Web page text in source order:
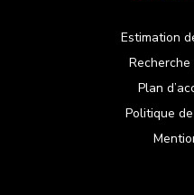
Estimation
Plan
Politique